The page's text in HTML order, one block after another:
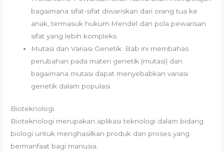
bagaimana sifat-sifat diwariskan dari orang tua ke
anak, termasuk hukum Mendel dan pola pewarisan
sifat yang lebih kompleks.
Mutasi dan Variasi Genetik: Bab ini membahas
perubahan pada materi genetik (mutasi) dan
bagaimana mutasi dapat menyebabkan variasi
genetik dalam populasi.
Bioteknologi
Bioteknologi merupakan aplikasi teknologi dalam bidang
biologi untuk menghasilkan produk dan proses yang
bermanfaat bagi manusia.